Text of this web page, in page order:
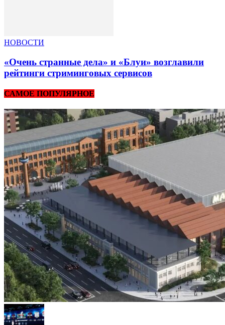
НОВОСТИ
«Очень странные дела» и «Блуи» возглавили
рейтинги стриминговых сервисов
САМОЕ ПОПУЛЯРНОЕ